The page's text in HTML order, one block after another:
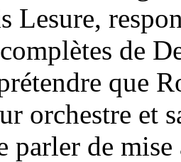
Lesure,
de
que
orchestre et
parler de